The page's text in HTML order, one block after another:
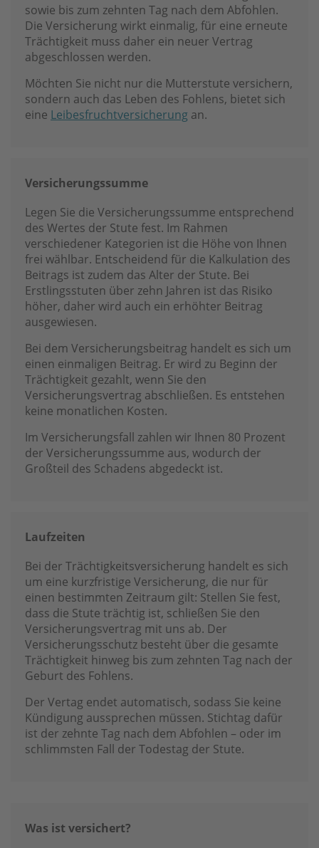
sowie bis zum zehnten Tag nach dem Abfohlen.
Die Versicherung wirkt einmalig, für eine erneute
Trächtigkeit muss daher ein neuer Vertrag
abgeschlossen werden.
Möchten Sie nicht nur die Mutterstute versichern,
sondern auch das Leben des Fohlens, bietet sich
eine Leibesfruchtversicherung an.
Versicherungssumme
Legen Sie die Versicherungssumme entsprechend
des Wertes der Stute fest. Im Rahmen
verschiedener Kategorien ist die Höhe von Ihnen
frei wählbar. Entscheidend für die Kalkulation des
Beitrags ist zudem das Alter der Stute. Bei
Erstlingsstuten über zehn Jahren ist das Risiko
höher, daher wird auch ein erhöhter Beitrag
ausgewiesen.
Bei dem Versicherungsbeitrag handelt es sich um
einen einmaligen Beitrag. Er wird zu Beginn der
Trächtigkeit gezahlt, wenn Sie den
Versicherungsvertrag abschließen. Es entstehen
keine monatlichen Kosten.
Im Versicherungsfall zahlen wir Ihnen 80 Prozent
der Versicherungssumme aus, wodurch der
Großteil des Schadens abgedeckt ist.
Laufzeiten
Bei der Trächtigkeitsversicherung handelt es sich
um eine kurzfristige Versicherung, die nur für
einen bestimmten Zeitraum gilt: Stellen Sie fest,
dass die Stute trächtig ist, schließen Sie den
Versicherungsvertrag mit uns ab. Der
Versicherungsschutz besteht über die gesamte
Trächtigkeit hinweg bis zum zehnten Tag nach der
Geburt des Fohlens.
Der Vertag endet automatisch, sodass Sie keine
Kündigung aussprechen müssen. Stichtag dafür
ist der zehnte Tag nach dem Abfohlen – oder im
schlimmsten Fall der Todestag der Stute.
Was ist versichert?